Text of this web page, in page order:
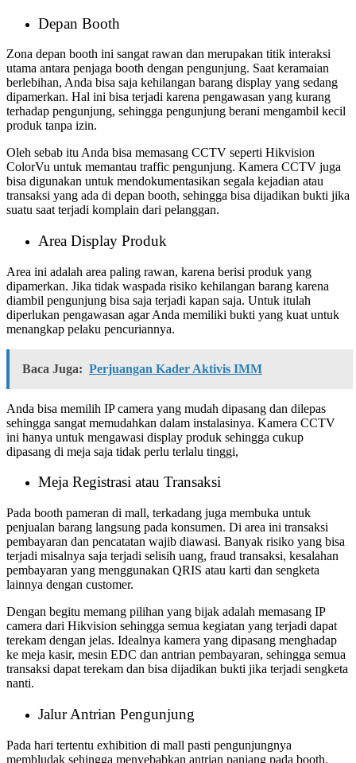
Depan Booth
Zona depan booth ini sangat rawan dan merupakan titik interaksi
utama antara penjaga booth dengan pengunjung. Saat keramaian
berlebihan, Anda bisa saja kehilangan barang display yang sedang
dipamerkan. Hal ini bisa terjadi karena pengawasan yang kurang
terhadap pengunjung, sehingga pengunjung berani mengambil kecil
produk tanpa izin.
Oleh sebab itu Anda bisa memasang CCTV seperti Hikvision
ColorVu untuk memantau traffic pengunjung. Kamera CCTV juga
bisa digunakan untuk mendokumentasikan segala kejadian atau
transaksi yang ada di depan booth, sehingga bisa dijadikan bukti jika
suatu saat terjadi komplain dari pelanggan.
Area Display Produk
Area ini adalah area paling rawan, karena berisi produk yang
dipamerkan. Jika tidak waspada risiko kehilangan barang karena
diambil pengunjung bisa saja terjadi kapan saja. Untuk itulah
diperlukan pengawasan agar Anda memiliki bukti yang kuat untuk
menangkap pelaku pencuriannya.
Baca Juga: Perjuangan Kader Aktivis IMM
Anda bisa memilih IP camera yang mudah dipasang dan dilepas
sehingga sangat memudahkan dalam instalasinya. Kamera CCTV
ini hanya untuk mengawasi display produk sehingga cukup
dipasang di meja saja tidak perlu terlalu tinggi,
Meja Registrasi atau Transaksi
Pada booth pameran di mall, terkadang juga membuka untuk
penjualan barang langsung pada konsumen. Di area ini transaksi
pembayaran dan pencatatan wajib diawasi. Banyak risiko yang bisa
terjadi misalnya saja terjadi selisih uang, fraud transaksi, kesalahan
pembayaran yang menggunakan QRIS atau karti dan sengketa
lainnya dengan customer.
Dengan begitu memang pilihan yang bijak adalah memasang IP
camera dari Hikvision sehingga semua kegiatan yang terjadi dapat
terekam dengan jelas. Idealnya kamera yang dipasang menghadap
ke meja kasir, mesin EDC dan antrian pembayaran, sehingga semua
transaksi dapat terekam dan bisa dijadikan bukti jika terjadi sengketa
nanti.
Jalur Antrian Pengunjung
Pada hari tertentu exhibition di mall pasti pengunjungnya
membludak sehingga menyebabkan antrian panjang pada booth.